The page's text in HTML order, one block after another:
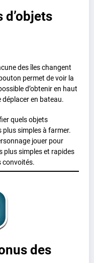
des îles changent
permet de voir la
d’obtenir en haut
déplacer en bateau.
quels objets
plus simples à farmer.
jouer pour
plus simples et rapides
convoités.
des